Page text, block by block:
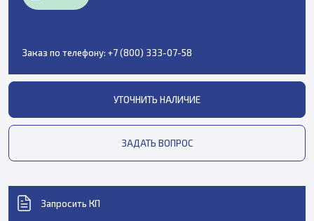
Заказ по телефону: +7 (800) 333-07-58
УТОЧНИТЬ НАЛИЧИЕ
ЗАДАТЬ ВОПРОС
Запросить КП